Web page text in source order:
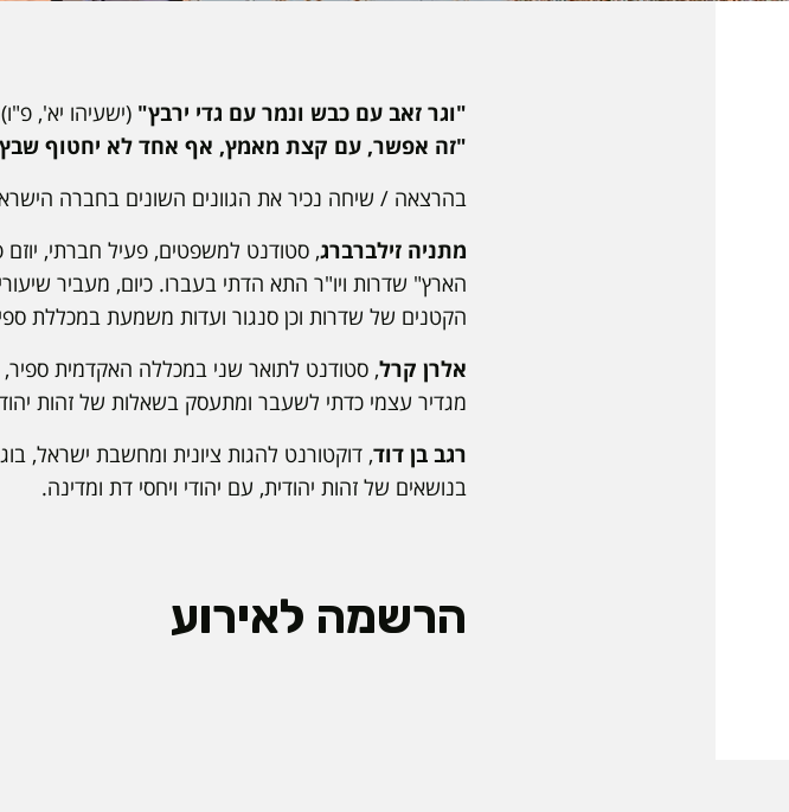
"וגר זאב עם כבש ונמר עם גדי ירבץ" (ישעיהו יא', פ"ו)
"זה אפשר, עם קצת מאמץ, אף אחד לא יחטוף
בהרצאה / שיחה נכיר את הגוונים השונים בחברה
מתניה זילברברג, סטודנט למשפטים, פעיל חברתי,
הארץ" שדרות ויו"ר התא הדתי בעברו. כיום, מעביר
הקטנים של שדרות וכן סנגור ועדות משמעת במכללת
אלרן קרל, סטודנט לתואר שני במכללה האקדמית
מגדיר עצמי כדתי לשעבר ומתעסק בשאלות של זהות
רגב בן דוד, דוקטורנט להגות ציונית ומחשבת ישראל,
בנושאים של זהות יהודית, עם יהודי ויחסי דת ומדינה.
הרשמה לאירוע